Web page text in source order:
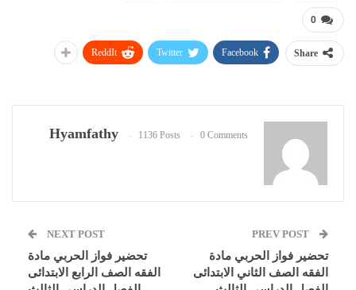
0
Share
Facebook
Twitter
ReddIt
Hyamfathy 1136 Posts 0 Comments
تحضير فواز الحربي مادة
الفقه الصف الثاني الابتدائى
NEXT POST
تحضير فواز الحربي مادة
الفقه الصف الرابع الابتدائى